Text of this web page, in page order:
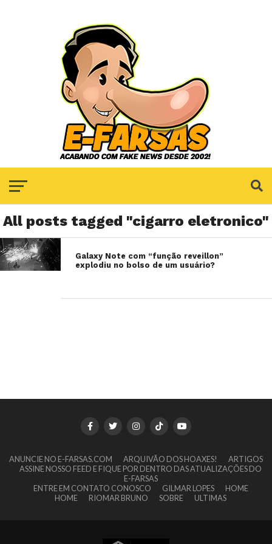
All posts tagged "cigarro eletronico"
Galaxy Note com “função reveillon”
explodiu no bolso de um usuário?
ANUNCIE NO E-FARSAS.COM ARQUIVÃO DOS HOAXES!
ARTIGOS
ASSINE NOSSO FEED E FIQUE POR DENTRO DAS ATUALIZAÇÕES DO
E-FARSAS
ENTRE EM CONTATO CONOSCO
GILMAR LOPES
HOME
HOME
RIOMAR BRUNO SOBRE ULTIMAS